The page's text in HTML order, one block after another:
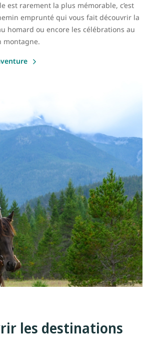
est rarement la plus mémorable, c’est
emprunté qui vous fait découvrir la
homard ou encore les célébrations au
montagne.
les destinations